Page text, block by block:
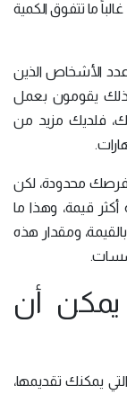
ما تتفوق الكمية
الأشخاص الذين
ذلك يقومون بعمل
فلديك مزيد من
فرصك محدودة، لكن
قيمة، وهذا ما
بالقيمة، ومقدار هذه
يمكن أن
يمكنك تقديمها،